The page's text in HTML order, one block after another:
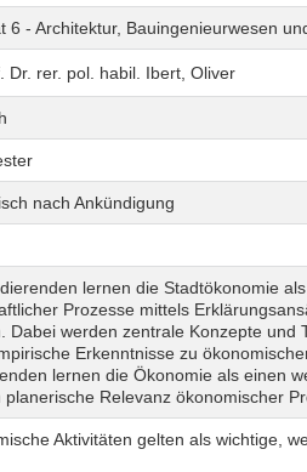
6 - Architektur, Bauingenieurwesen
Dr. rer. pol. habil. Ibert, Oliver
nach Ankündigung
lernen die Stadtökonomie
Prozesse mittels
Dabei werden zentrale Konzepte
Erkenntnisse zu
lernen die Ökonomie als einen
planerische Relevanz ökonomischer
Aktivitäten gelten als wichtige,